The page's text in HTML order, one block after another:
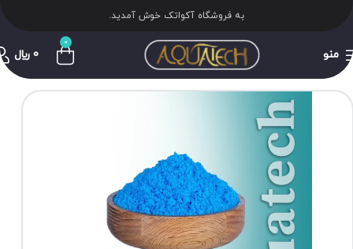
به فروشگاه آکواتک خوش آمدید.
منو
0
0 ﷼